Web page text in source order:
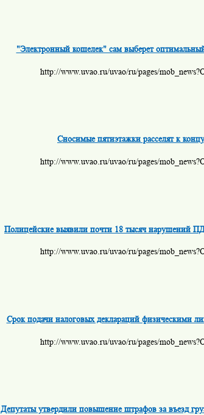
"Электронный кошелек" сам выберет
http://www.uvao.ru/uvao/ru/pages/
Сносимые пятиэтажки расселят к
http://www.uvao.ru/uvao/ru/pages/
Полицейские выявили почти 18 тысяч нарушений
http://www.uvao.ru/uvao/ru/pages/
Срок подачи налоговых деклараций физическими
http://www.uvao.ru/uvao/ru/pages/
Депутаты утвердили повышение штрафов за въезд